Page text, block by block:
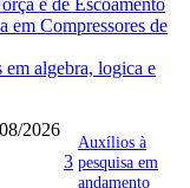
em Compressores de
em algebra, logica e
2026
3
Auxílios à
pesquisa em
andamento